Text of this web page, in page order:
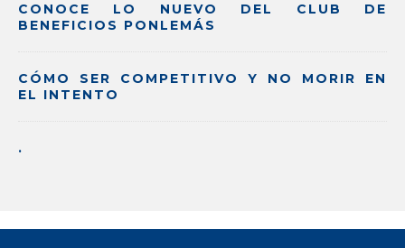
CONOCE LO NUEVO DEL CLUB DE
BENEFICIOS PONLEMÁS
CÓMO SER COMPETITIVO Y NO MORIR EN
EL INTENTO
.